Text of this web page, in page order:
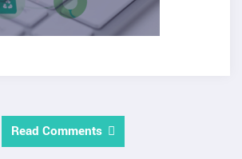
Read Comments